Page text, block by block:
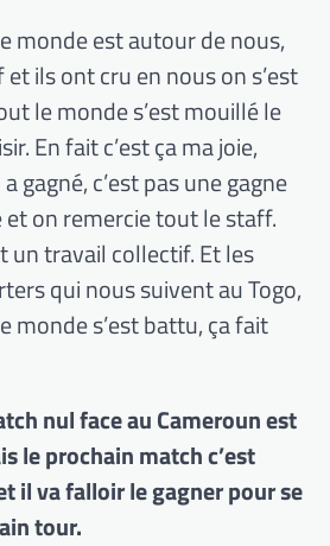
monde est autour de nous,
ils ont cru en nous on s’est
le monde s’est mouillé le
En fait c’est ça ma joie,
gagné, c’est pas une gagne
et on remercie tout le staff.
un travail collectif. Et les
qui nous suivent au Togo,
monde s’est battu, ça fait
nul face au Cameroun est
le prochain match c’est
il va falloir le gagner pour se
tour.